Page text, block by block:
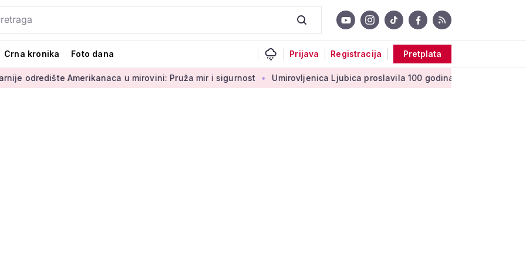
Crna kronika Foto dana Prijava Registracija Pretplata
u mirovini: Pruža mir i sigurnost Umirovljenica Ljubica proslavila 100 godina: 'Stoljeće uspomena, ljubavi i